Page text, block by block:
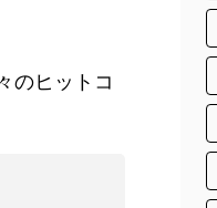
のヒットコ